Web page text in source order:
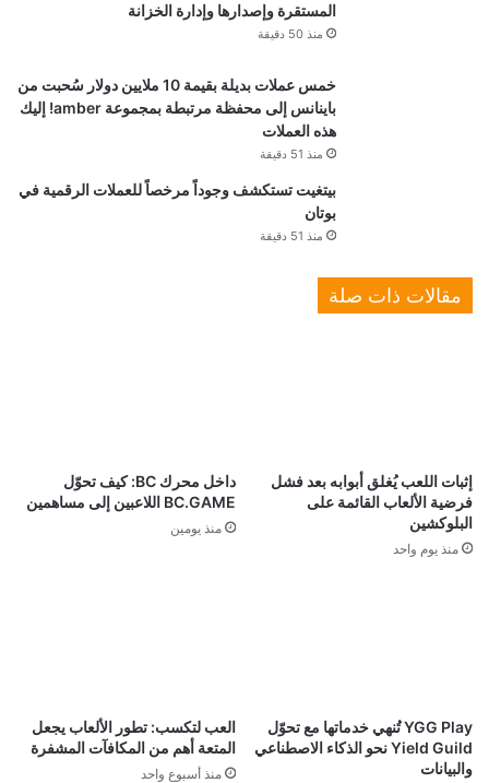
المستقرة وإصدارها وإدارة الخزانة
منذ 50 دقيقة
خمس عملات بديلة بقيمة 10 ملايين دولار سُحبت من
باينانس إلى محفظة مرتبطة بمجموعة amber! إليك
هذه العملات
منذ 51 دقيقة
بيتغيت تستكشف وجوداً مرخصاً للعملات الرقمية في
بوتان
منذ 51 دقيقة
مقالات ذات صلة
إثبات اللعب يُغلق أبوابه بعد فشل
فرضية الألعاب القائمة على
البلوكشين
منذ يوم واحد
داخل محرك BC: كيف تحوّل
BC.GAME اللاعبين إلى مساهمين
منذ يومين
YGG Play تُنهي خدماتها مع تحوّل
Yield Guild نحو الذكاء الاصطناعي
والبيانات
العب لتكسب: تطور الألعاب يجعل
المتعة أهم من المكافآت المشفرة
منذ أسبوع واحد